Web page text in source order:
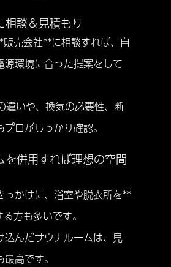
談＆見積もり
売会社**に相談すれば、自
源環境に合った提案をして
いや、換気の必要性、断
ロがしっかり確認。
を併用すれば理想の空間
っかけに、浴室や脱衣所を**
方も多いです。
込んだサウナルームは、見
高です。